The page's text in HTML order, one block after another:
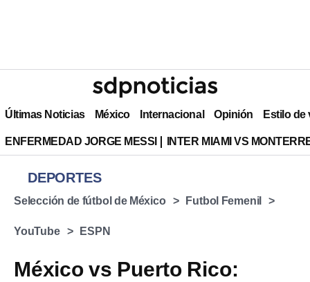
Últimas Noticias México Internacional Opinión Estilo de
ENFERMEDAD JORGE MESSI INTER MIAMI VS
DEPORTES
Selección de fútbol de México Futbol Femenil
YouTube ESPN
México vs Puerto Rico: